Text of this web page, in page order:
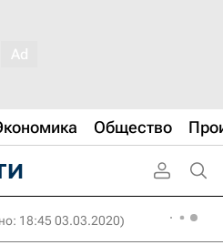
Общество
18:45 03.03.2020)